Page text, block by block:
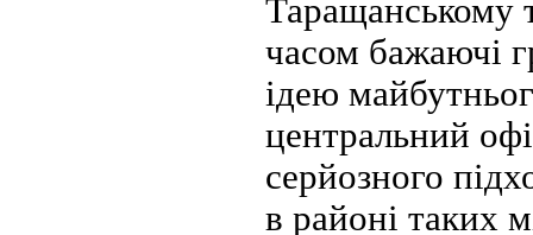
Таращанському
часом бажаючі
ідею
центральний
серйозного
в районі таких